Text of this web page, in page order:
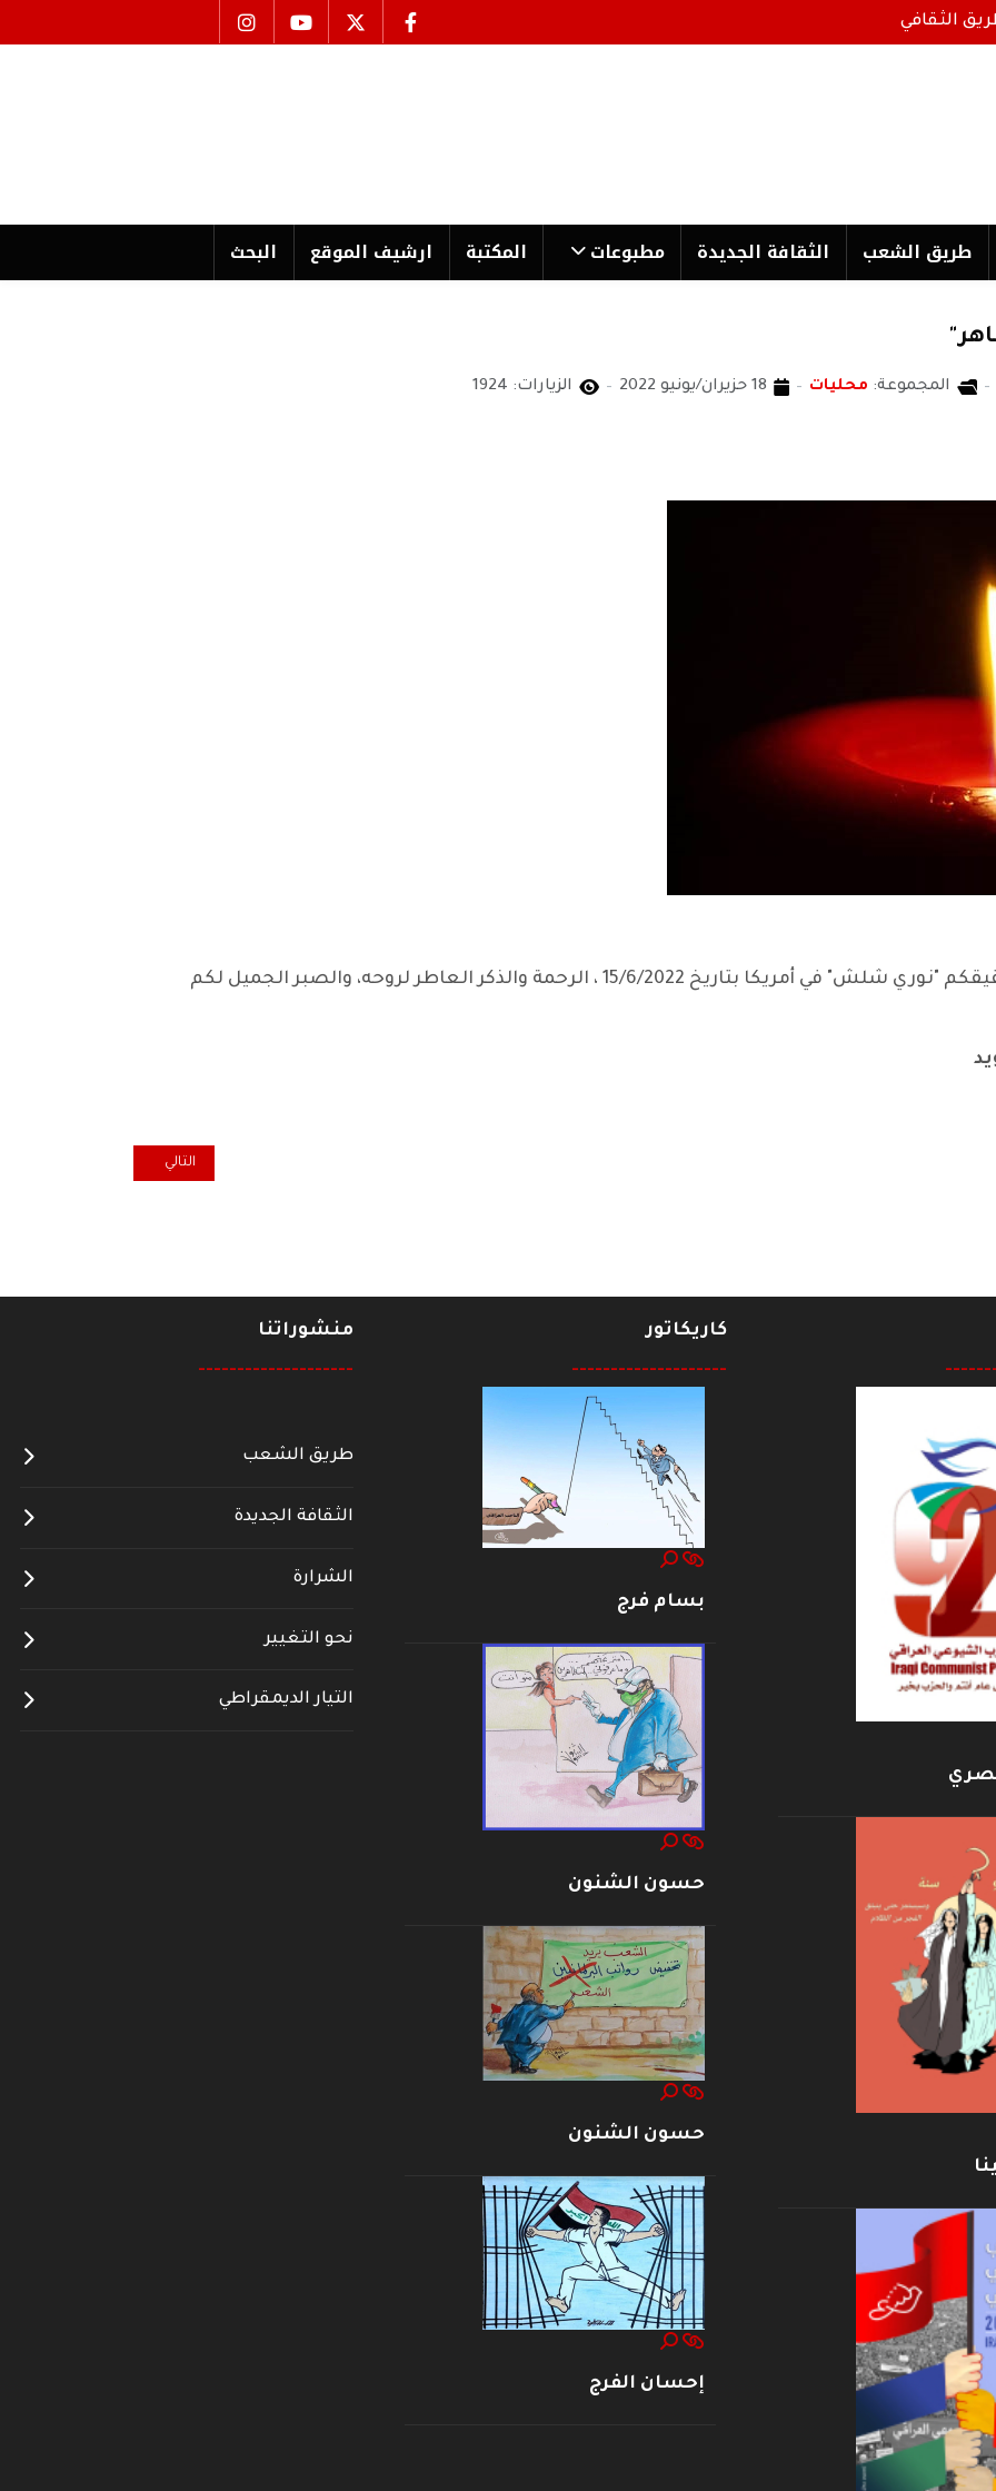
الثقافي
طریق الشعب الثقافة الجدیدة مطبوعات المكتبة ارشیف الموقع البحث
المجموعة: محليات 18 حزيران/يونيو 2022 الزيارات: 1924
تعازينا القلبية ونشارككم أحزانكم لوفاة شقيقكم "نوري شلش" في أمريكا بتاريخ 15/6/2022 ، الرحمة والذكر العاطر لروحه، والصبر الجميل لكم
المقال التالي: شهادة
التالي
كاريكاتور
--------------------
بسام فرج
حسون الشنون
حسون الشنون
إحسان الفرج
منشوراتنا
--------------------
طريق الشعب
الثقافة الجديدة
الشرارة
نحو التغيير
التيار الديمقراطي